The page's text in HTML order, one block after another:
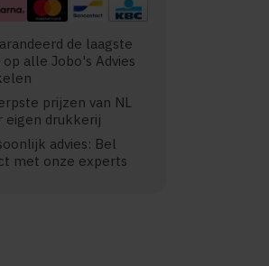
de laagste
op alle Jobo's Advies
prijzen van NL
eigen drukkerij
advies: Bel
met onze experts